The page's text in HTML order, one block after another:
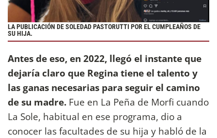
LA PUBLICACIÓN DE SOLEDAD PASTORUTTI POR EL CUMPLEAÑOS DE
SU HIJA.
Antes de eso, en 2022, llegó el instante que
dejaría claro que Regina tiene el talento y
las ganas necesarias para seguir el camino
de su madre. Fue en La Peña de Morfi cuando
La Sole, habitual en ese programa, dio a
conocer las facultades de su hija y habló de la